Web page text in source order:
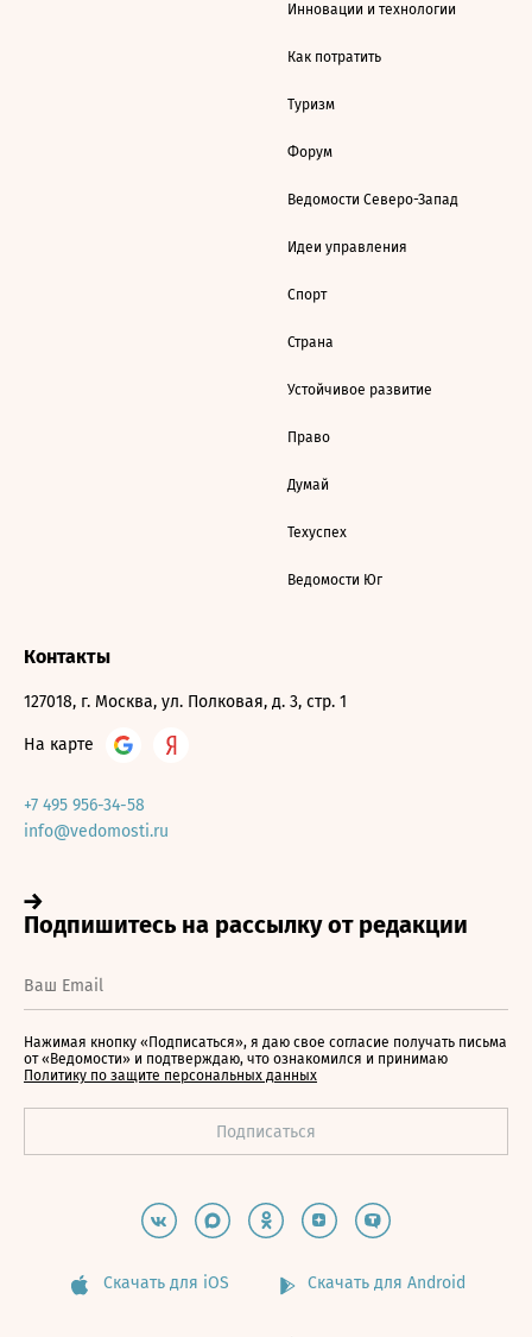
Инновации и технологии
Как потратить
Туризм
Форум
Ведомости Северо-Запад
Идеи управления
Спорт
Страна
Устойчивое развитие
Право
Думай
Техуспех
Ведомости Юг
Контакты
127018, г. Москва, ул. Полковая, д. 3, стр. 1
На карте
+7 495 956-34-58
info@vedomosti.ru
Нажимая кнопку «Подписаться», я даю свое согласие получать письма
от «Ведомости» и подтверждаю, что ознакомился и принимаю
Политику по защите персональных данных
Скачать для iOS Скачать для Android